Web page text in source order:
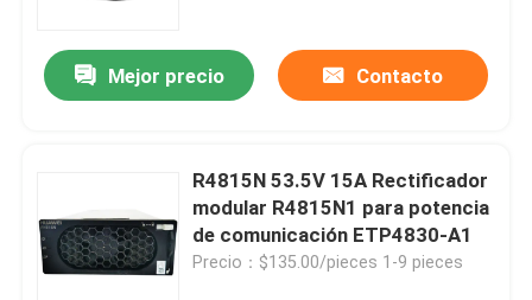
Mejor precio Contacto
R4815N 53.5V 15A Rectificador
modular R4815N1 para potencia
de comunicación ETP4830-A1
Precio：$135.00/pieces 1-9 pieces